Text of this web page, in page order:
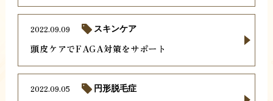
頭皮ケアでFAGA対策をサポート
2022.09.09 スキンケア
2022.09.05 円形脱毛症